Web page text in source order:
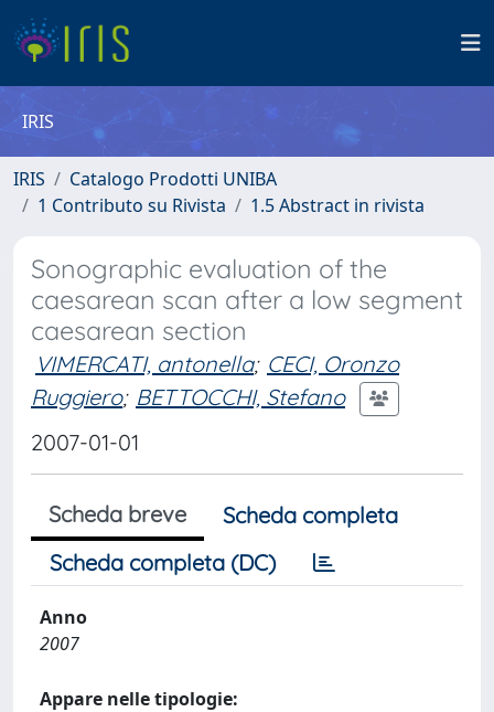
IRIS
IRIS
Catalogo Prodotti UNIBA
1 Contributo su Rivista
1.5 Abstract in rivista
Sonographic evaluation of the
caesarean scan after a low segment
caesarean section
VIMERCATI, antonella; CECI, Oronzo
Ruggiero; BETTOCCHI, Stefano
2007-01-01
Scheda breve
Scheda completa
Scheda completa (DC)
Anno
2007
Appare nelle tipologie: